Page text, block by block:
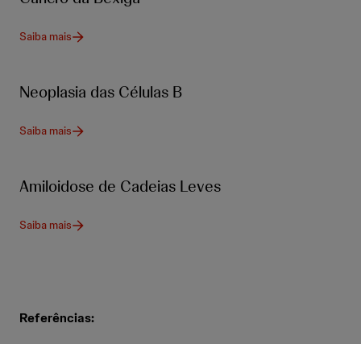
Saiba mais
Neoplasia das Células B
Saiba mais
Amiloidose de Cadeias Leves
Saiba mais
Referências: